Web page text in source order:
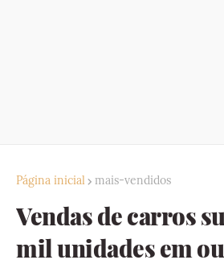
Página inicial mais-vendidos
Vendas de carros
mil unidades em